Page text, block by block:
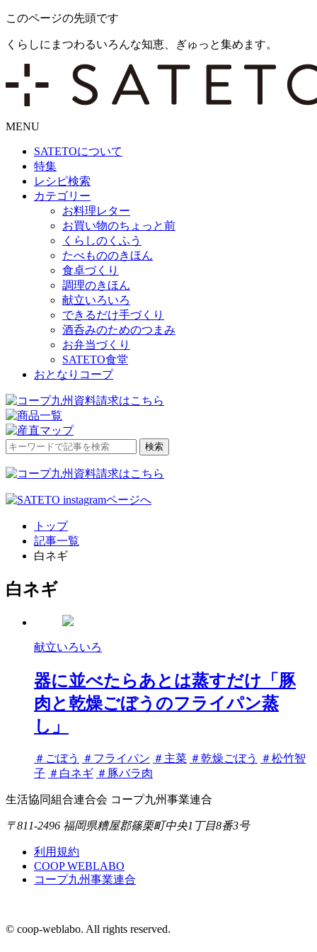
このページの先頭です
くらしにまつわるいろんな知恵、ぎゅっと集めます。
MENU
SATETOについて
特集
レシピ検索
カテゴリー
お料理レター
お買い物のちょっと前
くらしのくふう
たべもののきほん
食卓づくり
調理のきほん
献立いろいろ
できるだけ手づくり
酒呑みのためのつまみ
お弁当づくり
SATETO食堂
おとなりコープ
検
対
検索
トップ
記事一覧
白ネギ
白ネギ
献立いろいろ
器に並べたらあとは蒸すだけ「豚
肉と乾燥ごぼうのフライパン蒸
し」
タ
グ
＃ごぼう ＃フライパン ＃主菜 ＃乾燥ごぼう
＃松竹智
子 ＃白ネギ ＃豚バラ肉
生活協同組合連合会 コープ九州事業連合
〒811-2496 福岡県糟屋郡篠栗町中央1丁目8番3号
利用規約
COOP WEBLABO
コープ九州事業連合
© coop-weblabo. All rights reserved.